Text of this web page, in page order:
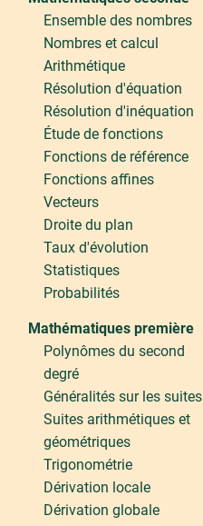
Ensemble des nombres
Nombres et calcul
Arithmétique
Résolution d'équation
Résolution d'inéquation
Étude de fonctions
Fonctions de référence
Fonctions affines
Vecteurs
Droite du plan
Taux d'évolution
Statistiques
Probabilités
Mathématiques première
Polynômes du second
degré
Généralités sur les suites
Suites arithmétiques et
géométriques
Trigonométrie
Dérivation locale
Dérivation globale